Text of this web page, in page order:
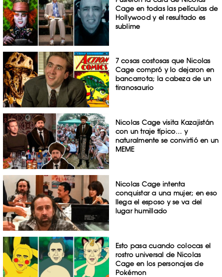
Cage en todas las películas de
Hollywood y el resultado es
sublime
7 cosas costosas que Nicolas
Cage compró y lo dejaron en
bancarrota; la cabeza de un
tiranosaurio
Nicolas Cage visita Kazajistán
con un traje típico… y
naturalmente se convirtió en un
MEME
Nicolas Cage intenta
conquistar a una mujer; en eso
llega el esposo y se va del
lugar humillado
Esto pasa cuando colocas el
rostro universal de Nicolas
Cage en los personajes de
Pokémon